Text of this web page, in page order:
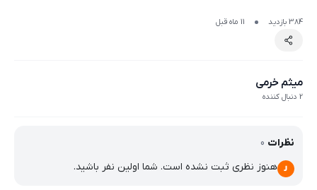
384 بازدید
میثم خرمی
2 دنبال کننده
نظرات 0
هنوز نظری ثبت نشده است. شما اولین نفر باشید.